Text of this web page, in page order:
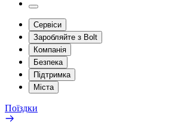
Сервіси
Заробляйте з Bolt
Компанія
Безпека
Підтримка
Міста
Поїздки